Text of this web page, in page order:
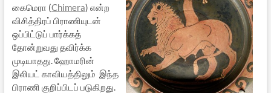
கைமெரா (Chimera) என்ற
விசித்திரப் பிராணியுடன்
ஒப்பிட்டுப் பார்க்கத்
தோன்றுவது தவிர்க்க
முடியாதது. ஹோமரின்
இலியட் காவியத்திலும் இந்த
பிராணி குறிப்பிடப் படுகிறது.